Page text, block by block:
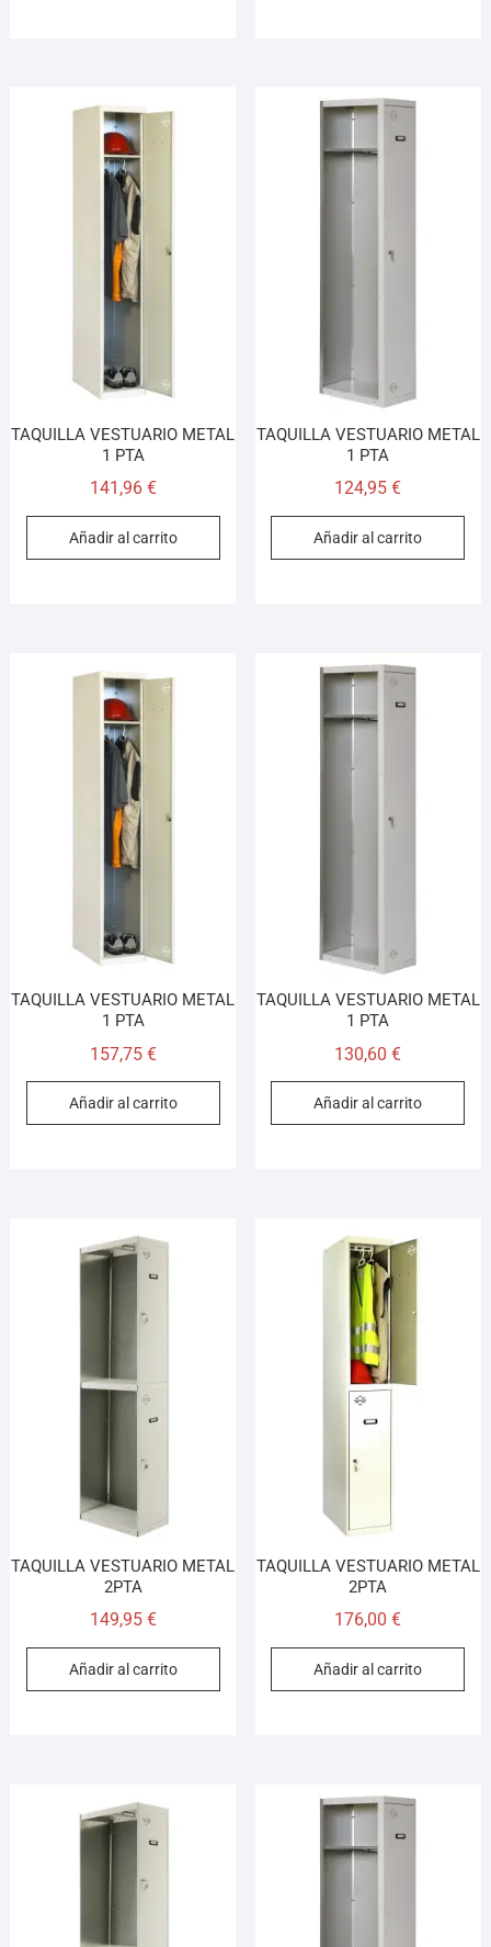
TAQUILLA VESTUARIO METAL
1 PTA
141,96 €
Añadir al carrito
TAQUILLA VESTUARIO METAL
1 PTA
124,95€
Añadir al carrito
TAQUILLA VESTUARIO METAL
1 PTA
157,75 €
Añadir al carrito
TAQUILLA VESTUARIO METAL
1 PTA
130,60€
Añadir al carrito
TAQUILLA VESTUARIO METAL
2PTA
149,95 €
Añadir al carrito
TAQUILLA VESTUARIO METAL
2PTA
176,00€
Añadir al carrito